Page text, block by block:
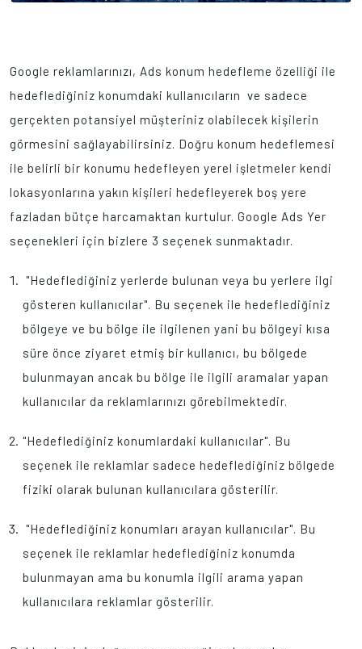
Google reklamlarınızı, Ads konum hedefleme özelliği ile
hedeflediğiniz konumdaki kullanıcıların ve sadece
gerçekten potansiyel müşteriniz olabilecek kişilerin
görmesini sağlayabilirsiniz. Doğru konum hedeflemesi
ile belirli bir konumu hedefleyen yerel işletmeler kendi
lokasyonlarına yakın kişileri hedefleyerek boş yere
fazladan bütçe harcamaktan kurtulur. Google Ads Yer
seçenekleri için bizlere 3 seçenek sunmaktadır.
"Hedeflediğiniz yerlerde bulunan veya bu yerlere ilgi
gösteren kullanıcılar". Bu seçenek ile hedeflediğiniz
bölgeye ve bu bölge ile ilgilenen yani bu bölgeyi kısa
süre önce ziyaret etmiş bir kullanıcı, bu bölgede
bulunmayan ancak bu bölge ile ilgili aramalar yapan
kullanıcılar da reklamlarınızı görebilmektedir.
"Hedeflediğiniz konumlardaki kullanıcılar". Bu
seçenek ile reklamlar sadece hedeflediğiniz bölgede
fiziki olarak bulunan kullanıcılara gösterilir.
"Hedeflediğiniz konumları arayan kullanıcılar". Bu
seçenek ile reklamlar hedeflediğiniz konumda
bulunmayan ama bu konumla ilgili arama yapan
kullanıcılara reklamlar gösterilir.